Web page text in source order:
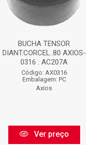
BUCHA TENSOR
DIANT.CORCEL..80 AXIOS-
0316 : AC207A
Código: AX0316
Embalagem: PC
Axios
Ver preço